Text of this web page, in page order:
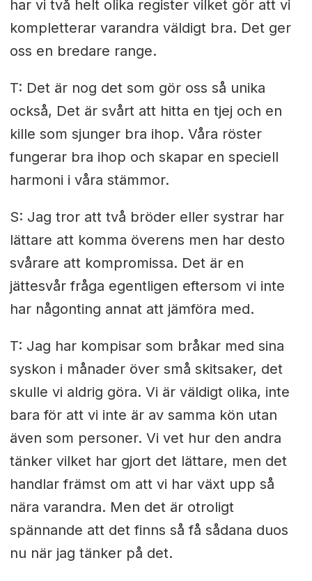
har vi två helt olika register vilket gör att vi
kompletterar varandra väldigt bra. Det ger
oss en bredare range.
T: Det är nog det som gör oss så unika
också, Det är svårt att hitta en tjej och en
kille som sjunger bra ihop. Våra röster
fungerar bra ihop och skapar en speciell
harmoni i våra stämmor.
S: Jag tror att två bröder eller systrar har
lättare att komma överens men har desto
svårare att kompromissa. Det är en
jättesvår fråga egentligen eftersom vi inte
har någonting annat att jämföra med.
T: Jag har kompisar som bråkar med sina
syskon i månader över små skitsaker, det
skulle vi aldrig göra. Vi är väldigt olika, inte
bara för att vi inte är av samma kön utan
även som personer. Vi vet hur den andra
tänker vilket har gjort det lättare, men det
handlar främst om att vi har växt upp så
nära varandra. Men det är otroligt
spännande att det finns så få sådana duos
nu när jag tänker på det.